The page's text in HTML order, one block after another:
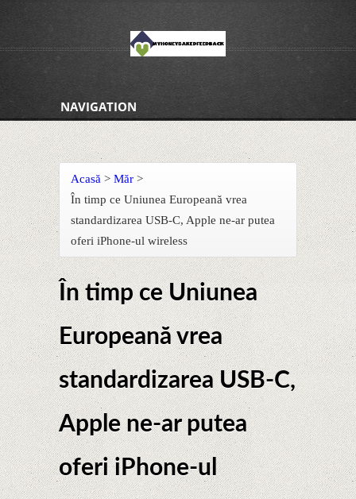
NAVIGATION
Acasă > Măr >
În timp ce Uniunea Europeană vrea
standardizarea USB-C, Apple ne-ar putea
oferi iPhone-ul wireless
În timp ce Uniunea
Europeană vrea
standardizarea USB-C,
Apple ne-ar putea
oferi iPhone-ul